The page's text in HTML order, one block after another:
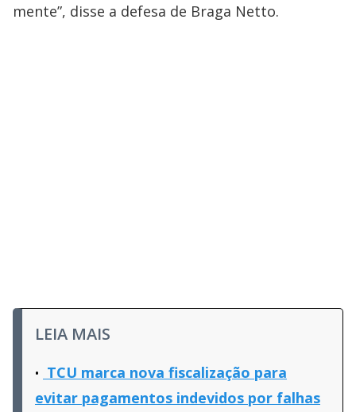
mente”, disse a defesa de Braga Netto.
LEIA MAIS
TCU marca nova fiscalização para
evitar pagamentos indevidos por falhas